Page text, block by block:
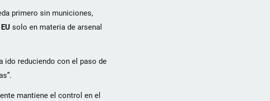
primero sin municiones,
EU solo en materia de arsenal
ido reduciendo con el paso de
mantiene el control en el